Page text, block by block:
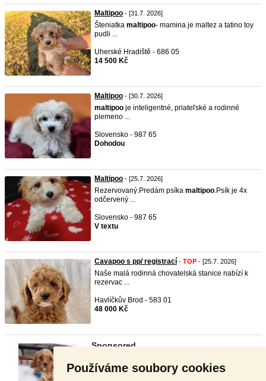
Používáme soubory cookies
Maltipoo - [31.7. 2026]
Šteniatka maltipoo- mamina je maltez a tatino toy
pudli ...
Uherské Hradiště - 686 05
14 500 Kč
Maltipoo - [30.7. 2026]
maltipoo je inteligentné, priateľské a rodinné
plemeno ...
Slovensko - 987 65
Dohodou
Maltipoo - [25.7. 2026]
Rezervovaný.Predám psíka maltipoo.Psík je 4x
odčervený ...
Slovensko - 987 65
V textu
Cavapoo s pp/ registrací - TOP - [25.7. 2026]
Naše malá rodinná chovatelská stanice nabízí k
rezervac ...
Havlíčkův Brod - 583 01
48 000 Kč